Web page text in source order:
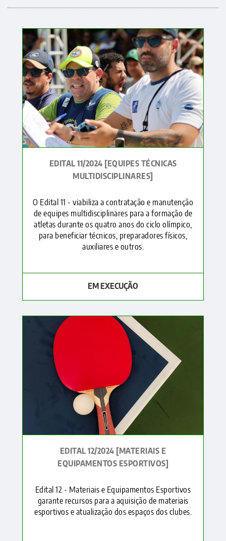
EDITAL 11/2024 [EQUIPES TÉCNICAS
MULTIDISCIPLINARES]
O Edital 11 - viabiliza a contratação e manutenção
de equipes multidisciplinares para a formação de
atletas durante os quatro anos do ciclo olímpico,
para beneficiar técnicos, preparadores físicos,
auxiliares e outros.
EM EXECUÇÃO
EDITAL 12/2024 [MATERIAIS E
EQUIPAMENTOS ESPORTIVOS]
Edital 12 - Materiais e Equipamentos Esportivos
garante recursos para a aquisição de materiais
esportivos e atualização dos espaços dos clubes.